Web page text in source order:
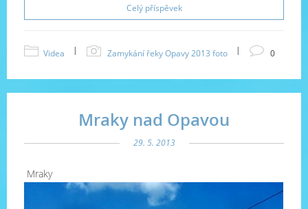
Celý příspěvek
Videa | Zamykání řeky Opavy 2013 foto | 0
Mraky nad Opavou
29. 5. 2013
Mraky